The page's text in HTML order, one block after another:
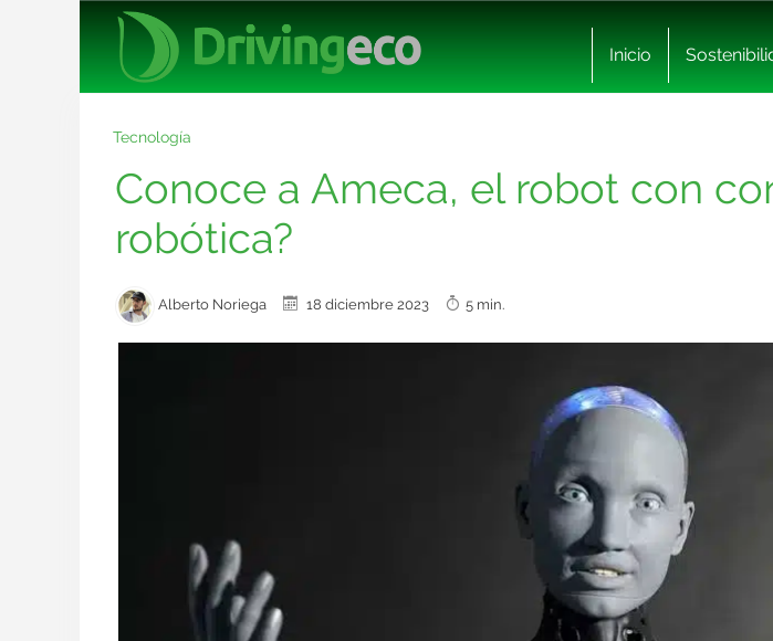
Inicio
Tecnología
Conoce a Ameca, el robot con
robótica?
Alberto Noriega 18 diciembre 2023 5 min.